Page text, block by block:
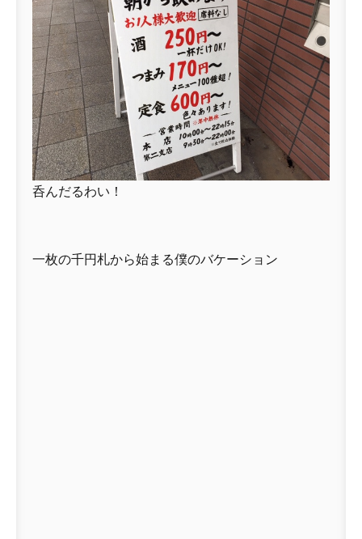
呑んだるわい！
一枚の千円札から始まる僕のバケーション